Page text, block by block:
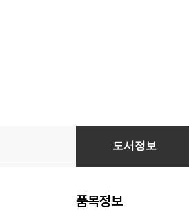
[중고-최상] Wonder
도서정보
품목정보